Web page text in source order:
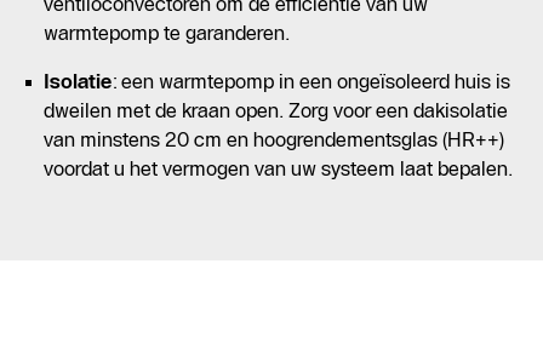
warmtepomp te garanderen.
Isolatie: een warmtepomp in een ongeïsoleerd huis is
dweilen met de kraan open. Zorg voor een dakisolatie
van minstens 20 cm en hoogrendementsglas (HR++)
voordat u het vermogen van uw systeem laat bepalen.